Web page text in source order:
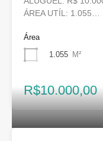
ÁREA UTÍL: 1.055…
Área
1.055 M²
R$10.000,00